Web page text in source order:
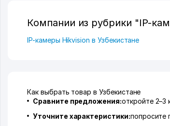
Компании из рубрики "IP-
IP-камеры Hikvision в Узбекистане
Как выбрать товар в Узбекистане
Сравните предложения:откройте 2–3
Уточните характеристики:попросите